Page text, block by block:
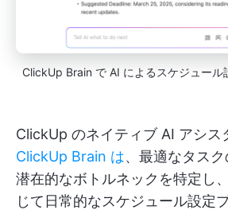
ClickUp Brain で AI によるスケジュール
ClickUp のネイティブ AI アシス
ClickUp Brain は、最適なタスク
潜在的なボトルネックを特定し
じて日常的なスケジュール設定